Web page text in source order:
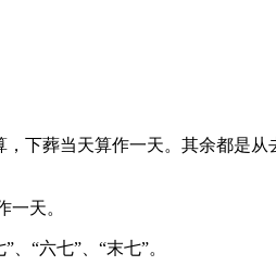
下葬当天算作一天。其余都是
天。
“六七”、“末七”。